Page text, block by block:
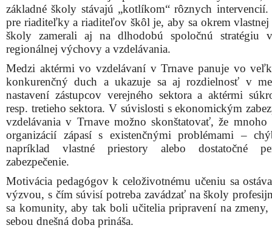
základné školy stávajú „kotlíkom“ rôznych
pre riaditeľky a riaditeľov škôl je, aby sa okrem vlastnej
školy zamerali aj na dlhodobú spoločnú stratégiu
regionálnej výchovy a vzdelávania.
Medzi aktérmi vo vzdelávaní v Trnave panuje vo
konkurenčný duch a ukazuje sa aj rozdielnosť v
nastavení zástupcov verejného sektora a aktérmi
resp. tretieho sektora. V súvislosti s ekonomickým
vzdelávania v Trnave možno skonštatovať, že mnoho
organizácií zápasí s existenčnými problémami –
napríklad vlastné priestory alebo dostatočné
zabezpečenie.
Motivácia pedagógov k celoživotnému učeniu sa
výzvou, s čím súvisí potreba zavádzať na školy
sa komunity, aby tak boli učitelia pripravení na zmeny,
sebou dnešná doba prináša.